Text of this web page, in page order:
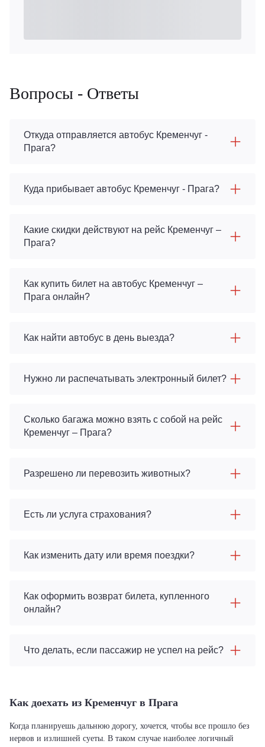
Вопросы - Ответы
Откуда отправляется автобус Кременчуг -
Прага?
Куда прибывает автобус Кременчуг - Прага?
Какие скидки действуют на рейс Кременчуг –
Прага?
Как купить билет на автобус Кременчуг –
Прага онлайн?
Как найти автобус в день выезда?
Нужно ли распечатывать электронный билет?
Сколько багажа можно взять с собой на рейс
Кременчуг – Прага?
Разрешено ли перевозить животных?
Есть ли услуга страхования?
Как изменить дату или время поездки?
Как оформить возврат билета, купленного
онлайн?
Что делать, если пассажир не успел на рейс?
Как доехать из Кременчуг в Прага
Когда планируешь дальнюю дорогу, хочется, чтобы все прошло без
нервов и излишней суеты. В таком случае наиболее логичный